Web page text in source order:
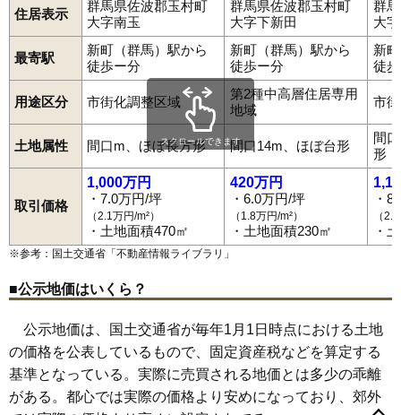
住居表示
群馬県佐波郡玉村町
大字南玉
群馬県佐波郡玉村町
大字下新田
群
大
最寄駅
新町（群馬）駅から
徒歩ー分
新町（群馬）駅から
徒歩ー分
新
徒
用途区分 市街化調整区域
第2種中高層住居専用
地域
市
土地属性 間口m、ほぼ長方形 間口14m、ほぼ台形
間
形
取引価格
1,000万円
・7.0万円/坪
（2.1万円/m²）
・土地面積470㎡
420万円
・6.0万円/坪
（1.8万円/m²）
・土地面積230㎡
・
（
・
スクロールできます
※参考：国土交通省「不動産情報ライブラリ 」
■公示地価はいくら？
公示地価は、国土交通省が毎年1月1日時点における土地
の価格を公表しているもので、固定資産税などを算定する
基準となっている。実際に売買される地価とは多少の乖離
がある。都心では実際の価格より安めになっており、郊外